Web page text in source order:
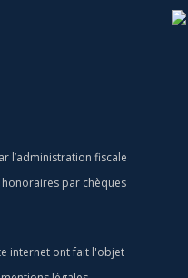
l’administration fiscale
par chèques
internet ont fait l'objet